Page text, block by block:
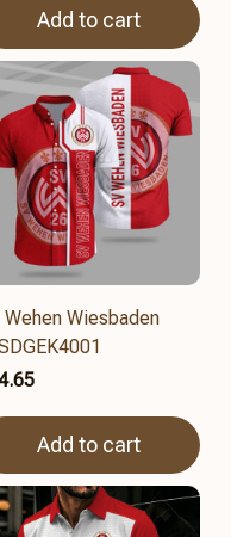
Add to cart
Wehen Wiesbaden
Add to cart